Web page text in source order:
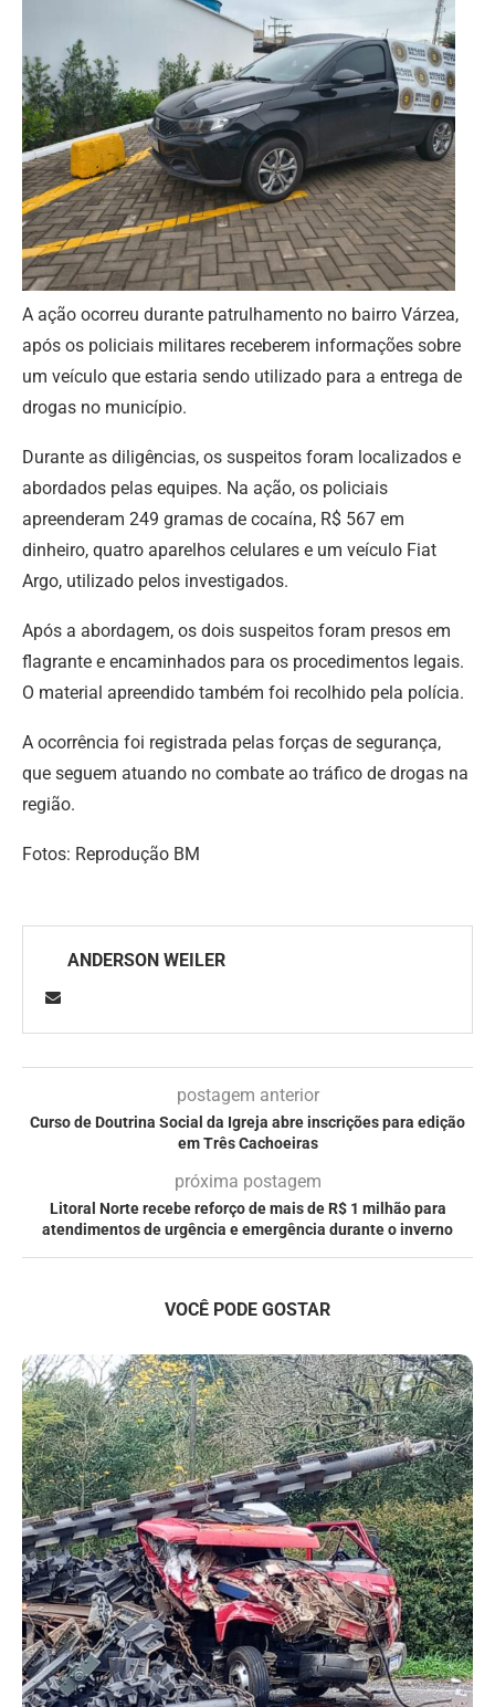
A ação ocorreu durante patrulhamento no bairro Várzea,
após os policiais militares receberem informações sobre
um veículo que estaria sendo utilizado para a entrega de
drogas no município.
Durante as diligências, os suspeitos foram localizados e
abordados pelas equipes. Na ação, os policiais
apreenderam 249 gramas de cocaína, R$ 567 em
dinheiro, quatro aparelhos celulares e um veículo Fiat
Argo, utilizado pelos investigados.
Após a abordagem, os dois suspeitos foram presos em
flagrante e encaminhados para os procedimentos legais.
O material apreendido também foi recolhido pela polícia.
A ocorrência foi registrada pelas forças de segurança,
que seguem atuando no combate ao tráfico de drogas na
região.
Fotos: Reprodução BM
ANDERSON WEILER
postagem anterior
Curso de Doutrina Social da Igreja abre inscrições para edição
em Três Cachoeiras
próxima postagem
Litoral Norte recebe reforço de mais de R$ 1 milhão para
atendimentos de urgência e emergência durante o inverno
VOCÊ PODE GOSTAR